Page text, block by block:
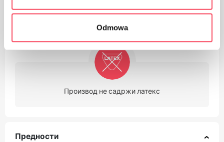
Odmowa
Производ за једнократну употребу
Производ не садржи латекс
Предности